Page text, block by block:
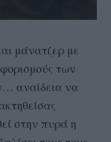
μάνατζερ με
των
αναίδεια να
στην πυρά η